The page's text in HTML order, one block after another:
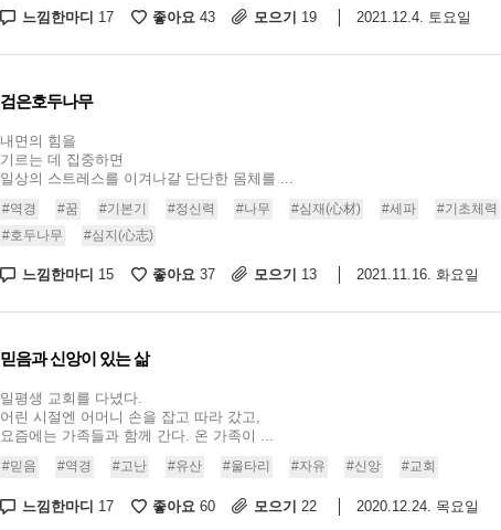
느낌한마디 17 좋아요 43 모으기 19 2021.12.4. 토요일
검은호두나무
내면의 힘을
기르는 데 집중하면
일상의 스트레스를 이겨나갈 단단한 몸체를 ...
#역경 #꿈 #기본기 #정신력 #나무 #심재(心材) #세파
#기초체력
#호두나무
#심지(心志)
느낌한마디 15 좋아요 37 모으기 13 2021.11.16. 화요일
믿음과 신앙이 있는 삶
일평생 교회를 다녔다.
어린 시절엔 어머니 손을 잡고 따라 갔고,
요즘에는 가족들과 함께 간다. 온 가족이 ...
#믿음 #역경 #고난 #유산 #울타리 #자유 #신앙 #교회
느낌한마디 17 좋아요 60 모으기 22 2020.12.24. 목요일